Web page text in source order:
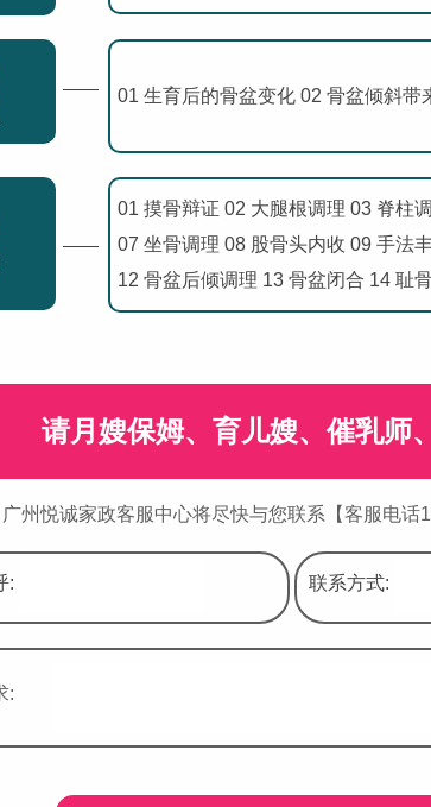
01 生育后的骨盆变化 02 骨盆倾斜
01 摸骨辩证 02 大腿根调理 03 脊柱
07 坐骨调理 08 股骨头内收 09 手法
12 骨盆后倾调理 13 骨盆闭合 14 耻
请月嫂保姆、育儿嫂、催乳师
广州悦诚家政客服中心将尽快与您联系【客服电话
: 联系方式:
: